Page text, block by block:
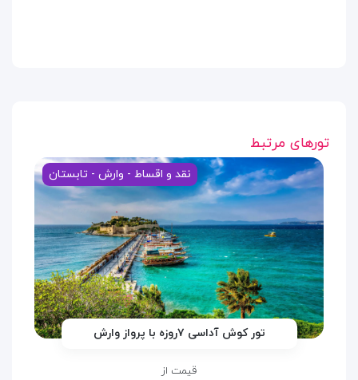
تورهای مرتبط
نقد و اقساط - وارش - تابستان
تور کوش آداسی ۷روزه با پرواز وارش
قیمت از